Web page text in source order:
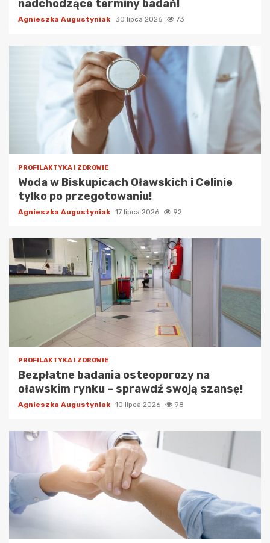
nadchodzące terminy badań!
Agnieszka Augustyniak 30 lipca 2026 73
PROFILAKTYKA I ZDROWIE
Woda w Biskupicach Oławskich i Celinie
tylko po przegotowaniu!
Agnieszka Augustyniak 17 lipca 2026 92
PROFILAKTYKA I ZDROWIE
Bezpłatne badania osteoporozy na
oławskim rynku – sprawdź swoją szansę!
Agnieszka Augustyniak 10 lipca 2026 98